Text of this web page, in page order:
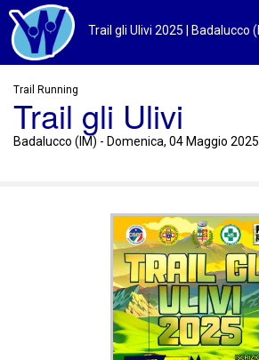
Trail Running
Trail gli Ulivi
Badalucco (IM) - Domenica, 04 Maggio 2025